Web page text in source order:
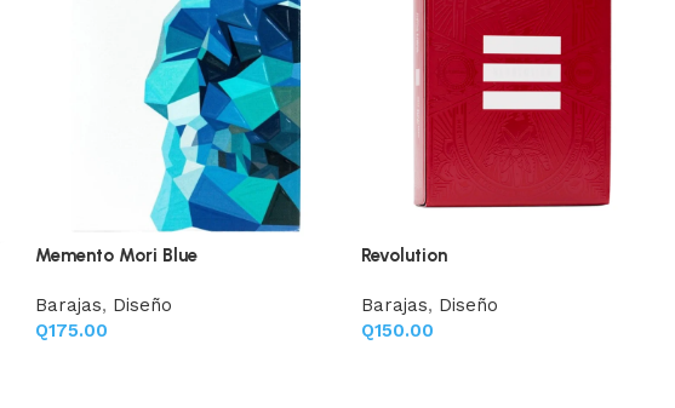
Memento Mori Blue
Barajas, Diseño
Q175.00
Revolution
Barajas, Diseño
Q150.00